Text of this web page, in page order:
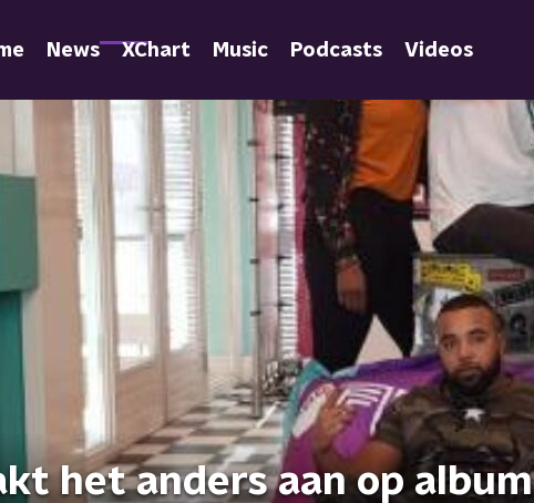
News XChart Music Podcasts Videos
het anders aan op album